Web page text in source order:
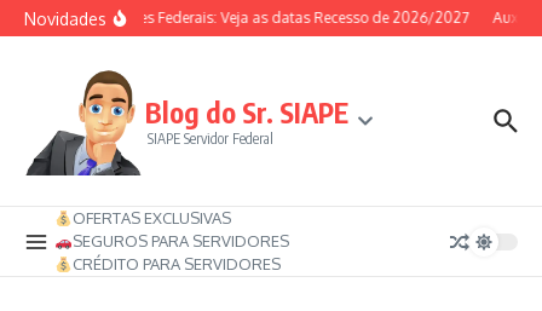
Ir para o conteúdo
NovidadesServidores Federais: Veja as datas Recesso de 2026/2027
Blog do Sr. SIAPE
SIAPE Servidor Federal
OFERTAS EXCLUSIVAS
SEGUROS PARA SERVIDORES
CRÉDITO PARA SERVIDORES